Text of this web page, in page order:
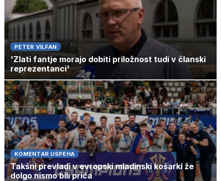
PETER VILFAN
'Zlati fantje morajo dobiti priložnost tudi v članski
reprezentanci'
KOMENTAR USPEHA
Takšni prevladi v evropski mladinski košarki že
dolgo nismo bili priča